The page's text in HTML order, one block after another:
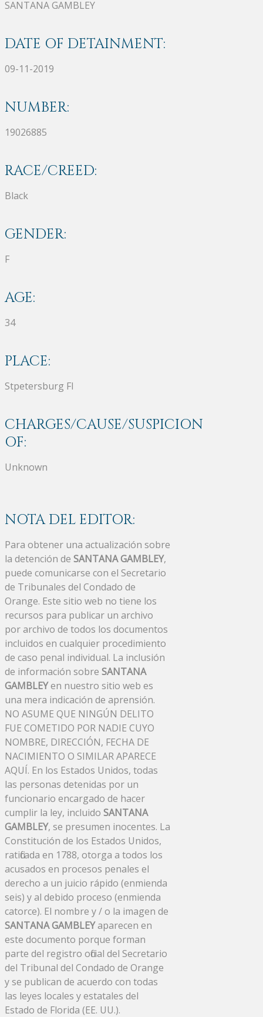
SANTANA GAMBLEY
DATE OF DETAINMENT:
09-11-2019
NUMBER:
19026885
RACE/CREED:
Black
GENDER:
F
AGE:
34
PLACE:
Stpetersburg Fl
CHARGES/CAUSE/SUSPICION
OF:
Unknown
NOTA DEL EDITOR:
Para obtener una actualización sobre
la detención de SANTANA GAMBLEY,
puede comunicarse con el Secretario
de Tribunales del Condado de
Orange. Este sitio web no tiene los
recursos para publicar un archivo
por archivo de todos los documentos
incluidos en cualquier procedimiento
de caso penal individual. La inclusión
de información sobre SANTANA
GAMBLEYen nuestro sitio web es
una mera indicación de aprensión.
NO ASUME QUE NINGÚN DELITO
FUE COMETIDO POR NADIE CUYO
NOMBRE, DIRECCIÓN, FECHA DE
NACIMIENTO O SIMILAR APARECE
AQUÍ. En los Estados Unidos, todas
las personas detenidas por un
funcionario encargado de hacer
cumplir la ley, incluido SANTANA
GAMBLEY, se presumen inocentes. La
Constitución de los Estados Unidos,
ratificada en 1788, otorga a todos los
acusados ​​en procesos penales el
derecho a un juicio rápido (enmienda
seis) y al debido proceso (enmienda
catorce). El nombre y / o la imagen de
SANTANA GAMBLEYaparecen en
este documento porque forman
parte del registro oficial del Secretario
del Tribunal del Condado de Orange
y se publican de acuerdo con todas
las leyes locales y estatales del
Estado de Florida (EE. UU.).